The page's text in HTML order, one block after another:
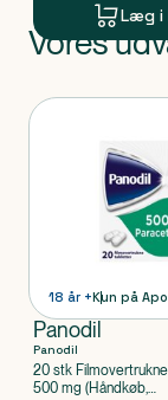
Læg i
Produkt 1 af 0
Vores
Produkter
18 år +Kun på
Panodil
Panodil
20 stk
500 mg (Håndkøb,